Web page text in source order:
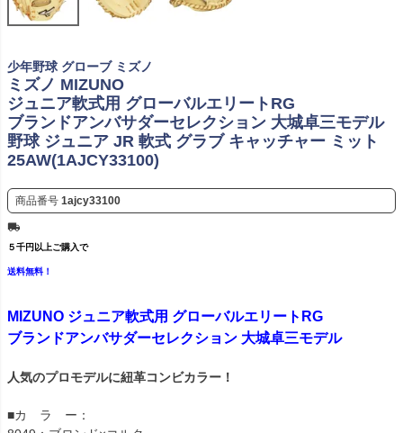
少年野球 グローブ ミズノ
ミズノ MIZUNO
ジュニア軟式用 グローバルエリートRG
ブランドアンバサダーセレクション 大城卓三モデル
野球 ジュニア JR 軟式 グラブ キャッチャー ミット
25AW(1AJCY33100)
商品番号 1ajcy33100
５千円以上ご購入で
送料無料！
MIZUNO ジュニア軟式用 グローバルエリートRG
ブランドアンバサダーセレクション 大城卓三モデル
人気のプロモデルに紐革コンビカラー！
■カ ラ ー：